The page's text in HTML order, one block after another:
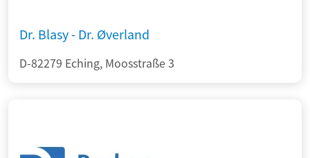
Dr. Blasy - Dr. Øverland
D-82279 Eching, Moosstraße 3